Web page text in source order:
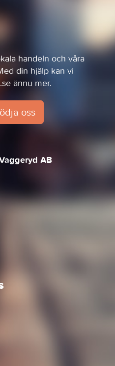
handeln och våra
din hjälp kan vi
ännu mer.
oss
AB